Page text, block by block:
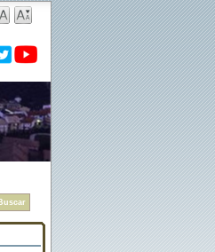
Buscar